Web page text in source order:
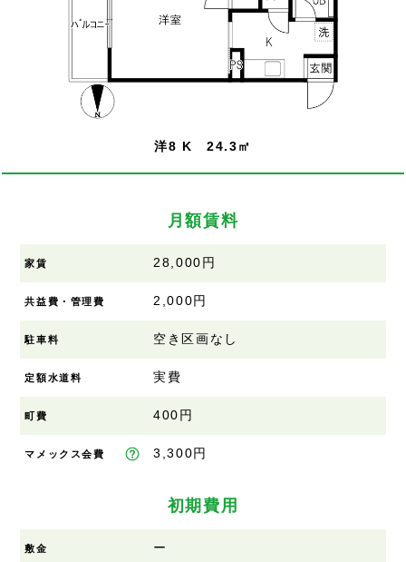
洋8 K 24.3㎡
月額賃料
家賃 28,000円
共益費・管理費 2,000円
駐車料 空き区画なし
定額水道料 実費
町費 400円
マメックス会費 3,300円
初期費用
敷金 ー